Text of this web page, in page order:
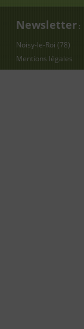
Newsletter :
Noisy-le-Roi (78)
Mentions légales